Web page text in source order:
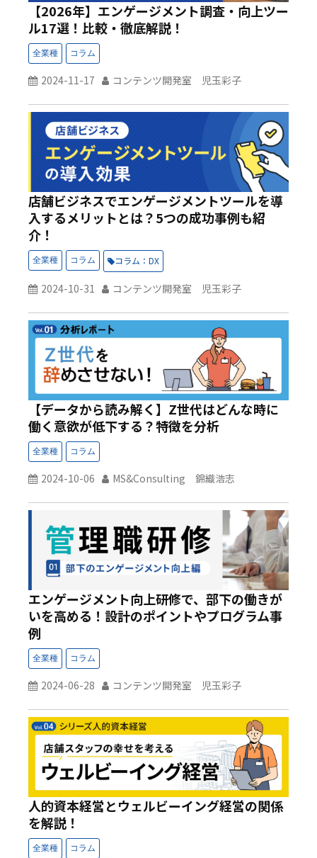
【2026年】エンゲージメント調査・向上ツー
ル17選！比較・徹底解説！
2024-11-17 コンテンツ開発室 児玉彩子
店舗ビジネスでエンゲージメントツールを導
入するメリットとは？5つの成功事例も紹
介！
コラム：DX
2024-10-31 コンテンツ開発室 児玉彩子
【データから読み解く】Z世代はどんな時に
働く意欲が低下する？特徴を分析
2024-10-06 MS&Consulting 錦織浩志
エンゲージメント向上研修で、部下の働きが
いを高める！設計のポイントやプログラム事
例
2024-06-28 コンテンツ開発室 児玉彩子
人的資本経営とウェルビーイング経営の関係
を解説！